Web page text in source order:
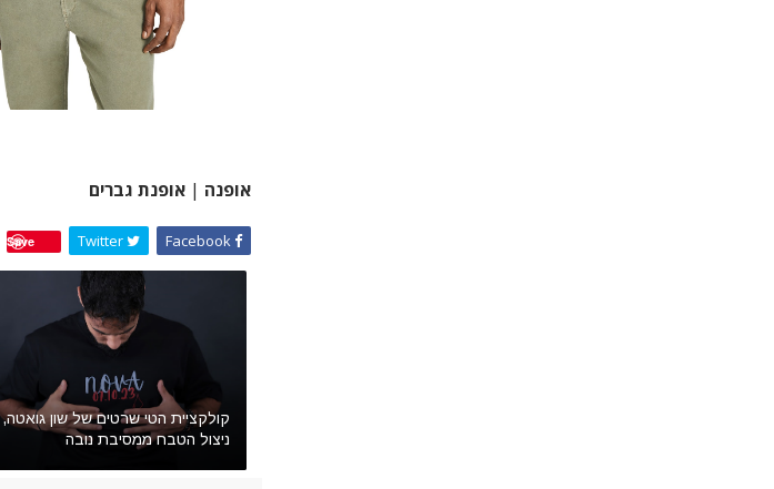
אופנה |אופנת גברים
Facebook
Twitter
Save
קולקציית הטי שרטים של שון גואטה,
ניצול הטבח ממסיבת נובה